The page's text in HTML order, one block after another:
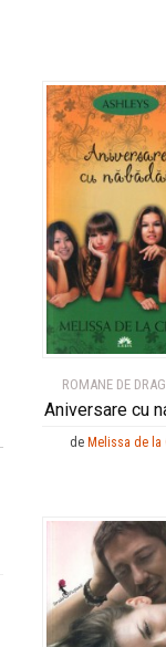
ROMANE DE
Aniversare cu
de Melissa de la